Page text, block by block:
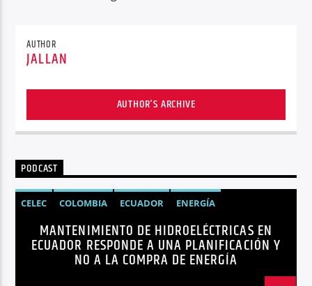
AUTHOR
JALLAN
AUTHOR'S ARCHIVE
PODCAST
CELEC COLOMBIA ECUADOR
ENERGÍA
HIDROELÉCTRICAS
NOTICIAS
MANTENIMIENTO DE HIDROELÉCTRICAS EN
ECUADOR RESPONDE A UNA PLANIFICACIÓN Y
NO A LA COMPRA DE ENERGÍA